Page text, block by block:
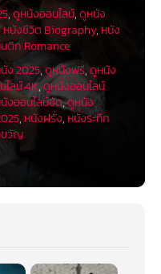
,ดูหนังออนไลน์,ดูหนัง
หนังชีวิต Biography, หนัง
นติก Romance
ง 2025,ดูหนังฟรี,ดูหนัง
ไลน์ 4K,ดูหนังออนไลน์
งออนไลน์ชัด,ดูหนัง
, หนังฝรั่ง, หนังระทึก
ขวัญ